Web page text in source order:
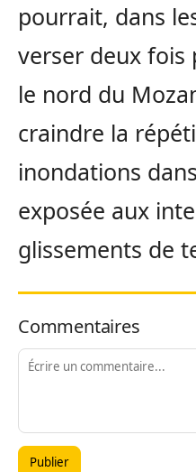
pourrait, dans
verser deux fois
le nord du
craindre la
inondations
exposée aux
glissements de
Commentaires
Publier